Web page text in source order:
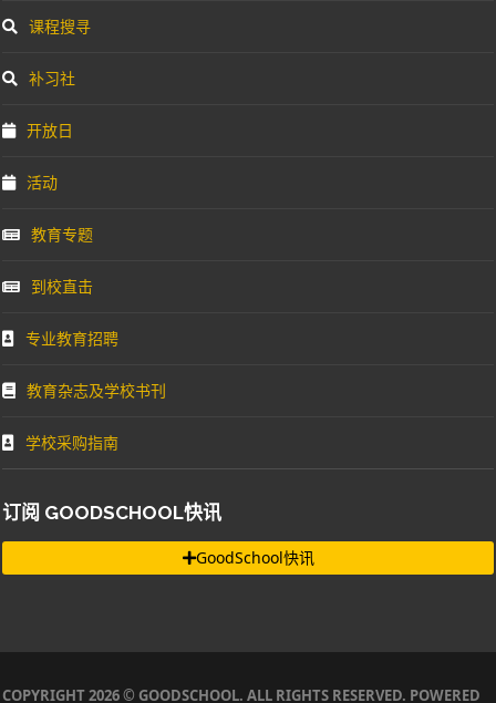
课程搜寻
补习社
开放日
活动
教育专题
到校直击
专业教育招聘
教育杂志及学校书刊
学校采购指南
订阅 GOODSCHOOL快讯
GoodSchool快讯
COPYRIGHT 2026 © GOODSCHOOL. ALL RIGHTS RESERVED. POWERED